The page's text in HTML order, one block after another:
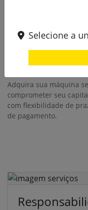
Adquira sua máquina
comprometer seu
com flexibilidade de
de pagamento.
Selecione a